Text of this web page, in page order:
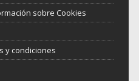
sobre Cookies
y condiciones